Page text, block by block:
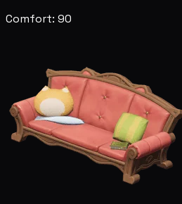
Comfort: 90